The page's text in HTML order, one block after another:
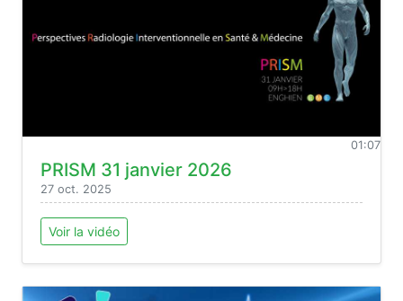
01:07
PRISM 31 janvier 2026
27 oct. 2025
Voir la vidéo